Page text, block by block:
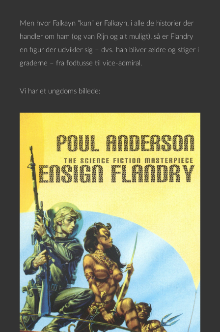
Men hvor Falkayn “kun” er Falkayn, i alle de historier der
handler om ham (og van Rijn og alt muligt), så er Flandry
en figur der udvikler sig – dvs. han bliver ældre og stiger i
graderne – fra fodtusse til vice-admiral.
Vi har et ungdoms billede: